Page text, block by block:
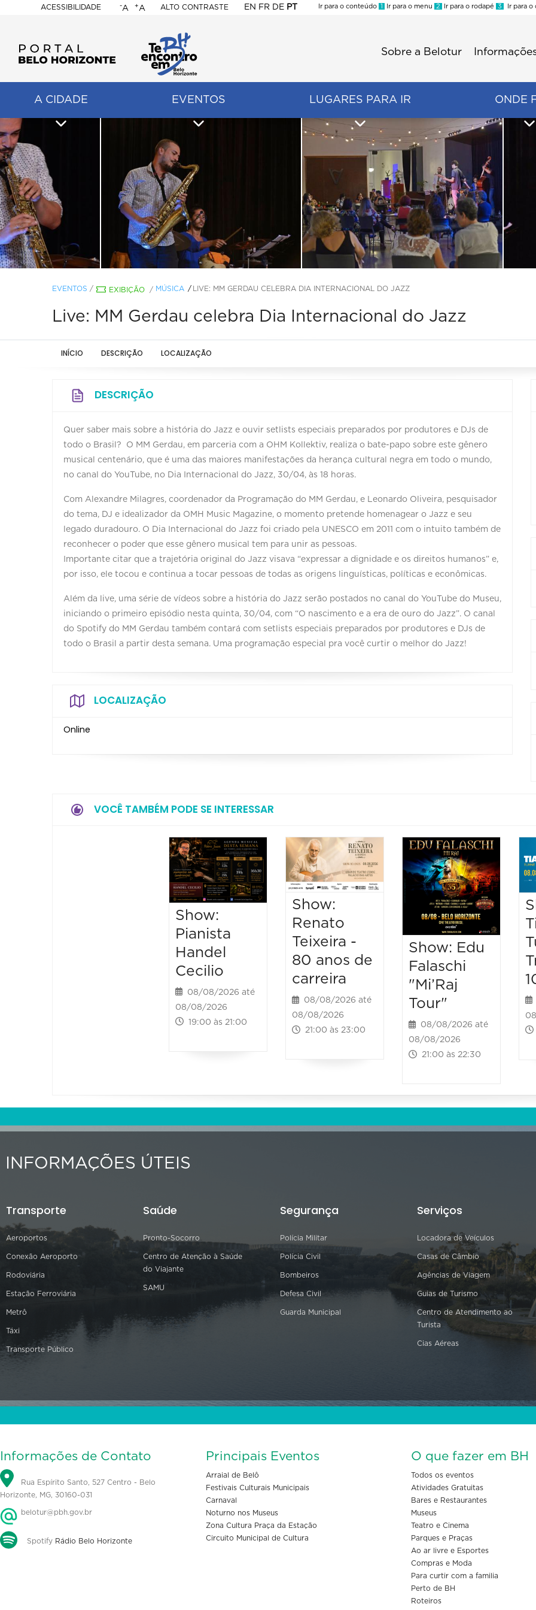
ACESSIBILIDADE
BELO
HORIZONTE
-A +A ALTO CONTRASTE EN FR DE PT
Ir para o conteúdo 1 Ir para o menu 2 Ir para o rodapé 3 Ir para o
Sobre a Belotur
A CIDADE EVENTOS LUGARES PARA IR ONDE
EVENTOS / EXIBIÇÃO / MÚSICA LIVE: MM GERDAU CELEBRA DIA INTERNACIONAL DO JAZZ
Live: MM Gerdau celebra Dia Internacional do Jazz
INÍCIO DESCRIÇÃO LOCALIZAÇÃO
DESCRIÇÃO
Quer saber mais sobre a história do Jazz e ouvir setlists especiais preparados por produtores e DJs de
todo o Brasil? O MM Gerdau, em parceria com a OHM Kollektiv, realiza o bate-papo sobre este gênero
musical centenário, que é uma das maiores manifestações da herança cultural negra em todo o mundo,
no canal do YouTube, no Dia Internacional do Jazz, 30/04, às 18 horas.
Com Alexandre Milagres, coordenador da Programação do MM Gerdau, e Leonardo Oliveira, pesquisador
do tema, DJ e idealizador da OMH Music Magazine, o momento pretende homenagear o Jazz e seu
legado duradouro. O Dia Internacional do Jazz foi criado pela UNESCO em 2011 com o intuito também de
reconhecer o poder que esse gênero musical tem para unir as pessoas.
Importante citar que a trajetória original do Jazz visava “expressar a dignidade e os direitos humanos” e,
por isso, ele tocou e continua a tocar pessoas de todas as origens linguísticas, políticas e econômicas.
Além da live, uma série de vídeos sobre a história do Jazz serão postados no canal do YouTube do Museu,
iniciando o primeiro episódio nesta quinta, 30/04, com “O nascimento e a era de ouro do Jazz”. O canal
do Spotify do MM Gerdau também contará com setlists especiais preparados por produtores e DJs de
todo o Brasil a partir desta semana. Uma programação especial pra você curtir o melhor do Jazz!
LOCALIZAÇÃO
Online
VOCÊ TAMBÉM PODE SE INTERESSAR
Show:
Pianista
Handel
Cecilio
08/08/2026 até
08/08/2026
19:00 às 21:00
Show:
Renato
Teixeira -
80 anos de
carreira
08/08/2026 até
08/08/2026
21:00 às 23:00
Show: Edu
Falaschi
"Mi’Raj
Tour"
08/08/2026 até
08/08/2026
21:00 às 22:30
INFORMAÇÕES ÚTEIS
Transporte
Aeroportos
Conexão Aeroporto
Rodoviária
Estação Ferroviária
Metrô
Táxi
Transporte Público
Saúde
Pronto-Socorro
Centro de Atenção à Saúde
do Viajante
SAMU
Segurança
Polícia Militar
Polícia Civil
Bombeiros
Defesa Civil
Guarda Municipal
Serviços
Locadora de Veículos
Casas de Câmbio
Agências de Viagem
Guias de Turismo
Centro de Atendimento ao
Turista
Cias Aéreas
Informações de Contato
Rua Espírito Santo, 527 Centro - Belo
Horizonte, MG, 30160-031
belotur@pbh.gov.br
Spotify Rádio Belo Horizonte
Principais Eventos
Arraial de Belô
Festivais Culturais Municipais
Carnaval
Noturno nos Museus
Zona Cultura Praça da Estação
Circuito Municipal de Cultura
O que fazer em BH
Todos os eventos
Atividades Gratuitas
Bares e Restaurantes
Museus
Teatro e Cinema
Parques e Praças
Ao ar livre e Esportes
Compras e Moda
Para curtir com a familia
Perto de BH
Roteiros